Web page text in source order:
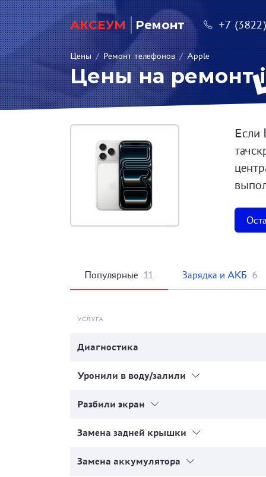
АКСЕУМ Ремонт +7
Цены / Ремонт телефонов / Apple
Цены на ремонт
Если
Популярные 11 Зарядка и АКБ 6
УСЛУГА
Диагностика
Уронили в воду/залили
Разбили экран
Замена задней крышки
Замена аккумулятора